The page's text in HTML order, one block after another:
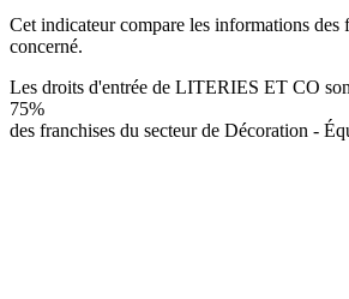
Cet indicateur compare les informations des
concerné.
Les droits d'entrée de LITERIES ET CO
75%
des franchises du secteur de Décoration -